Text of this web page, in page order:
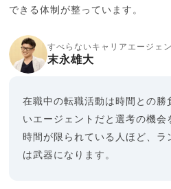
できる体制が整っています。
すべらないキャリアエージェ
末永雄大
在職中の転職活動は時間との勝
いエージェントだと選考の機会
時間が限られている人ほど、ラ
は武器になります。